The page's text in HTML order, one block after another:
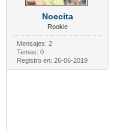
Noecita
Rookie
Mensajes: 2
Temas: 0
Registro en: 26-06-2019